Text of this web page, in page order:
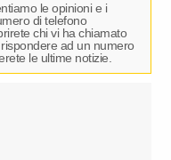
le opinioni e i
di telefono
chi vi ha chiamato
ad un numero
le ultime notizie.